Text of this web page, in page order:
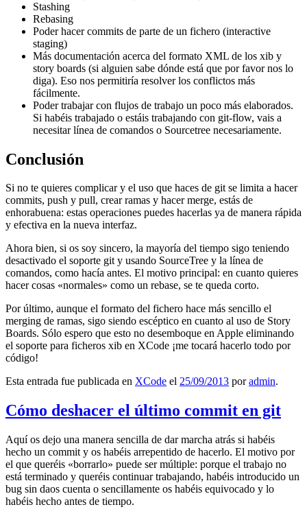
Stashing
Rebasing
Poder hacer commits de parte de un fichero (interactive
staging)
Más documentación acerca del formato XML de los xib y
story boards (si alguien sabe dónde está que por favor nos lo
diga). Eso nos permitiría resolver los conflictos más
fácilmente.
Poder trabajar con flujos de trabajo un poco más elaborados.
Si habéis trabajado o estáis trabajando con git-flow, vais a
necesitar línea de comandos o Sourcetree necesariamente.
Conclusión
Si no te quieres complicar y el uso que haces de git se limita a hacer
commits, push y pull, crear ramas y hacer merge, estás de
enhorabuena: estas operaciones puedes hacerlas ya de manera rápida
y efectiva en la nueva interfaz.
Ahora bien, si os soy sincero, la mayoría del tiempo sigo teniendo
desactivado el soporte git y usando SourceTree y la línea de
comandos, como hacía antes. El motivo principal: en cuanto quieres
hacer cosas «normales» como un rebase, se te queda corto.
Por último, aunque el formato del fichero hace más sencillo el
merging de ramas, sigo siendo escéptico en cuanto al uso de Story
Boards. Sólo espero que esto no desemboque en Apple eliminando
el soporte para ficheros xib en XCode ¡me tocará hacerlo todo por
código!
Esta entrada fue publicada en XCode el 25/09/2013 poradmin.
Cómo deshacer el último commit en git
Aquí os dejo una manera sencilla de dar marcha atrás si habéis
hecho un commit y os habéis arrepentido de hacerlo. El motivo por
el que queréis «borrarlo» puede ser múltiple: porque el trabajo no
está terminado y queréis continuar trabajando, habéis introducido un
bug sin daos cuenta o sencillamente os habéis equivocado y lo
habéis hecho antes de tiempo.